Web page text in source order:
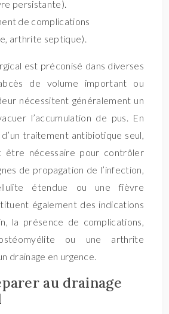
persistante).
de complications
arthrite septique).
est préconisé dans diverses
de volume important ou
nécessitent généralement un
l’accumulation de pus. En
traitement antibiotique seul,
être nécessaire pour contrôler
de propagation de l’infection,
étendue ou une fièvre
également des indications
la présence de complications,
ou une arthrite
drainage en urgence.
au drainage